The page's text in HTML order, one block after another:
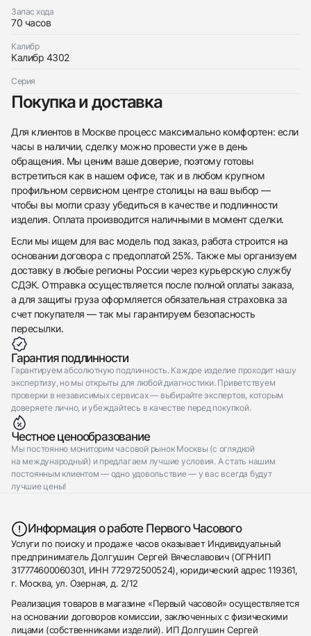
Запас хода
70 часов
Калибр
Калибр 4302
Серия
Покупка и доставка
Для клиентов в Москве процесс максимально комфортен: если
часы в наличии, сделку можно провести уже в день
обращения. Мы ценим ваше доверие, поэтому готовы
встретиться как в нашем офисе, так и в любом крупном
профильном сервисном центре столицы на ваш выбор —
чтобы вы могли сразу убедиться в качестве и подлинности
изделия. Оплата производится наличными в момент сделки.
Если мы ищем для вас модель под заказ, работа строится на
основании договора с предоплатой 25%. Также мы организуем
доставку в любые регионы России через курьерскую службу
СДЭК. Отправка осуществляется после полной оплаты заказа,
а для защиты груза оформляется обязательная страховка за
счет покупателя — так мы гарантируем безопасность
пересылки.
Гарантия подлинности
Гарантируем абсолютную подлинность. Каждое изделие проходит нашу
экспертизу, но мы открыты для любой диагностики. Приветствуем
проверки в независимых сервисах — выбирайте экспертов, которым
доверяете лично, и убеждайтесь в качестве перед покупкой.
Честное ценообразование
Мы постоянно мониторим часовой рынок Москвы (с оглядкой
на международный) и предлагаем лучшие условия. А стать нашим
постоянным клиентом — одно удовольствие — у вас всегда будут
лучшие цены!
Информация о работе Первого Часового
Услуги по поиску и продаже часов оказывает Индивидуальный
предприниматель Долгушин Сергей Вячеславович (ОГРНИП
317774600060301, ИНН 772972500524), юридический адрес 119361,
г. Москва, ул. Озерная, д. 2/12
Реализация товаров в магазине «Первый часовой» осуществляется
на основании договоров комиссии, заключенных с физическими
лицами (собственниками изделий). ИП Долгушин Сергей